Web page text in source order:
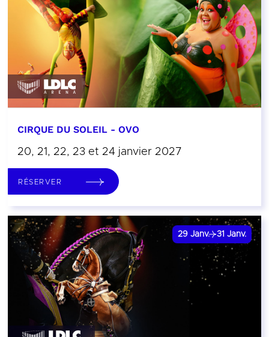
CIRQUE DU SOLEIL - OVO
20, 21, 22, 23 et 24 janvier 2027
RÉSERVER
29 Janv. 31 Janv.